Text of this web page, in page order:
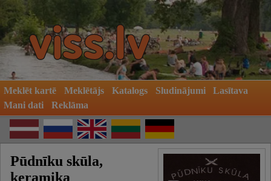
Meklēt kartē Meklētājs Katalogs Sludinājumi
Lasītava
Mani dati
Reklāma
Pūdnīku skūla,
keramika